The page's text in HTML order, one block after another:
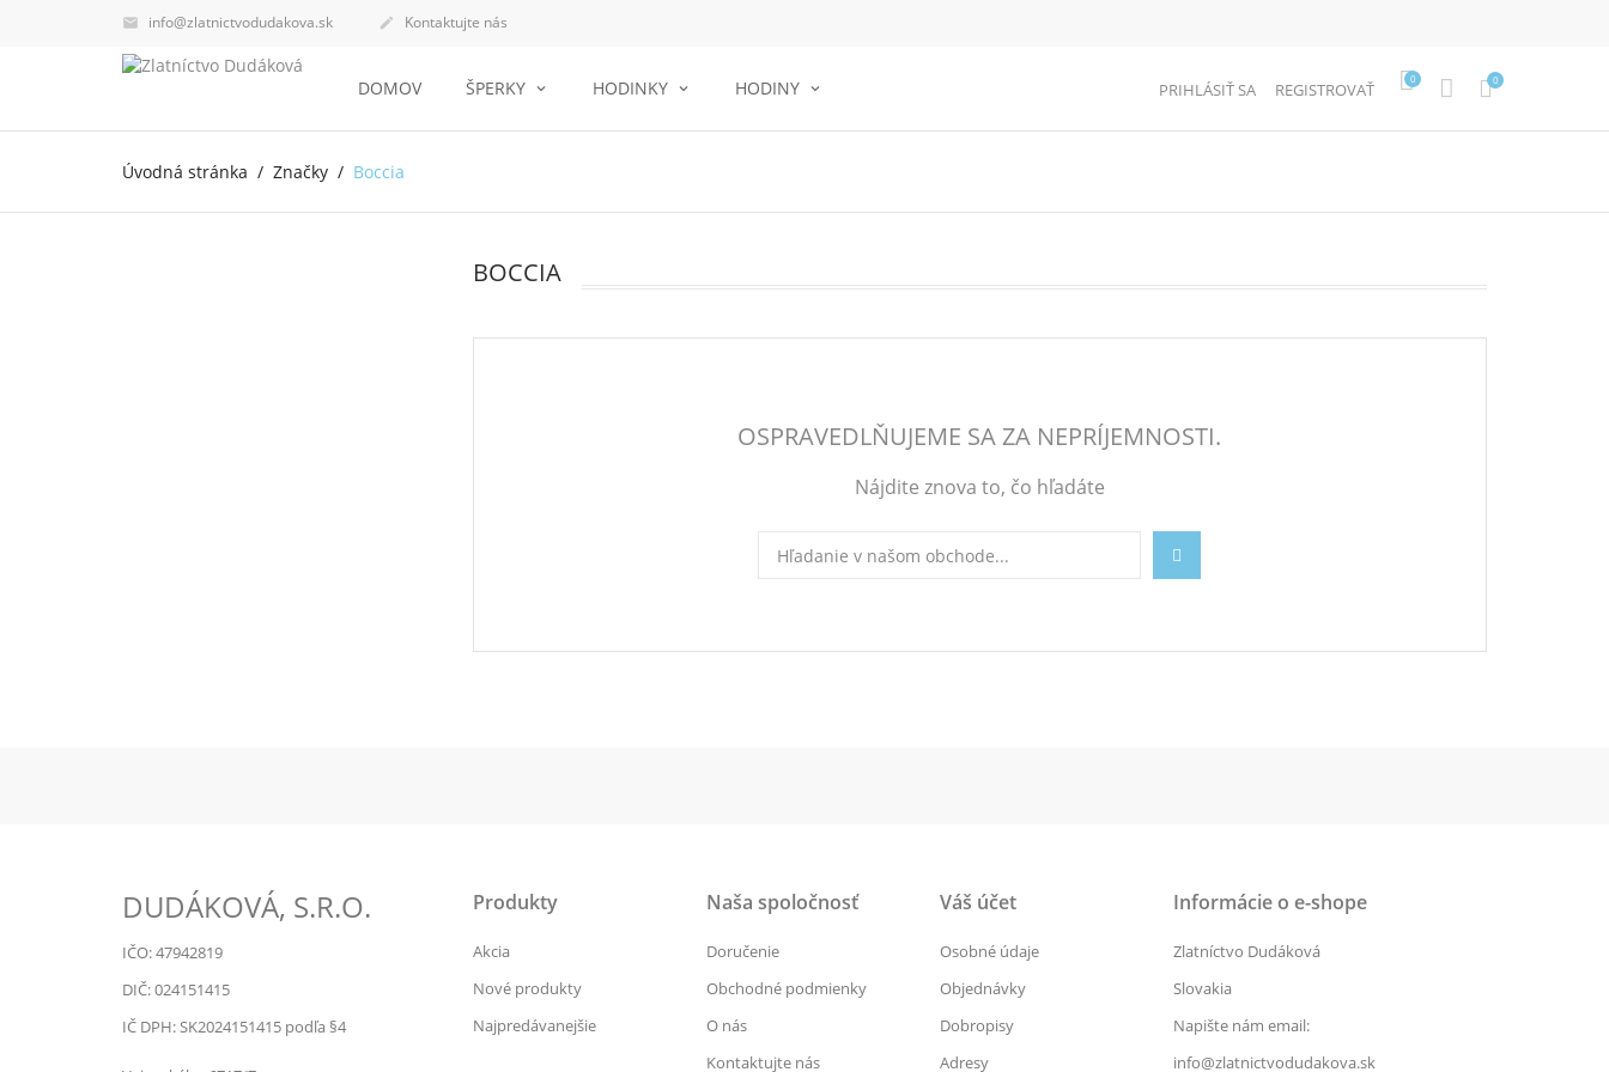
 info@zlatnictvodudakova.sk  Kontaktujte nás
DOMOV ŠPERKY HODINKY HODINY PRIHLÁSIŤ SA REGISTROVAŤ
0 0
Úvodná stránka Značky Boccia
BOCCIA
OSPRAVEDLŇUJEME SA ZA NEPRÍJEMNOSTI.
Nájdite znova to, čo hľadáte
DUDÁKOVÁ, S.R.O.
IČO: 47942819
DIČ: 024151415
IČ DPH: SK2024151415 podľa §4
Produkty
Akcia
Nové produkty
Najpredávanejšie
Naša spoločnosť
Doručenie
Obchodné podmienky
O nás
Kontaktujte nás
Váš účet
Osobné údaje
Objednávky
Dobropisy
Adresy
Informácie o e-shope
Zlatníctvo Dudáková
Slovakia
Napište nám email:
info@zlatnictvodudakova.sk